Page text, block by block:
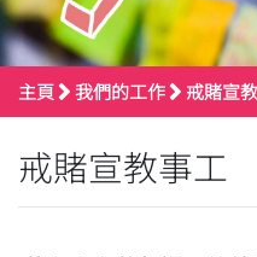
主頁 我們的工作 戒賭宣
戒賭宣教事工